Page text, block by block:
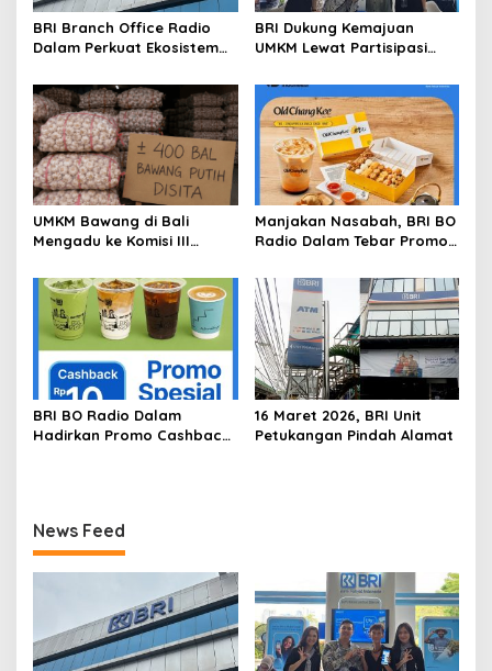
BRI Branch Office Radio
Dalam Perkuat Ekosistem
Cashback QRIS BRImo
BRI Dukung Kemajuan
UMKM Lewat Partisipasi
UMKM Bawang di Bali
Mengadu ke Komisi III
Bawang Disita, Kerugian
Membengkak
Manjakan Nasabah, BRI BO
Radio Dalam Tebar Promo
Chang Kee
BRI BO Radio Dalam
Hadirkan Promo Cashback
16 Maret 2026, BRI Unit
Petukangan Pindah Alamat
News Feed